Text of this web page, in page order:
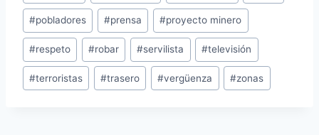
#pobladores #prensa #proyecto minero
#respeto #robar #servilista #televisión
#terroristas #trasero #vergüenza #zonas